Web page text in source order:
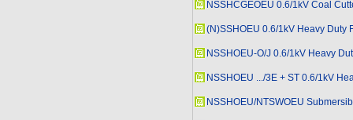
NSSHCGEOEU 0.6/1kV Coal
(N)SSHOEU 0.6/1kV Heavy Duty
NSSHOEU-O/J 0.6/1kV Heavy
NSSHOEU .../3E + ST 0.6/1kV
NSSHOEU/NTSWOEU